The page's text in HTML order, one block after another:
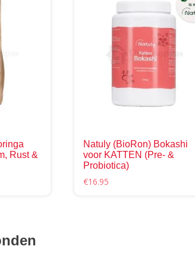
Rust &
Natuly (BioRon) Bokashi
voor KATTEN (Pre- &
Probiotica)
€16.95